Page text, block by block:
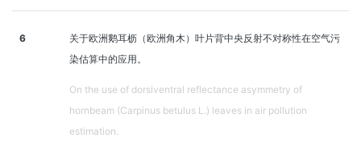
6
关于欧洲鹅耳枥（欧洲角木）叶片背中央反射不对称性在空气污
染估算中的应用。
On the use of dorsiventral reflectance asymmetry of
hornbeam (Carpinus betulus L.) leaves in air pollution
estimation.